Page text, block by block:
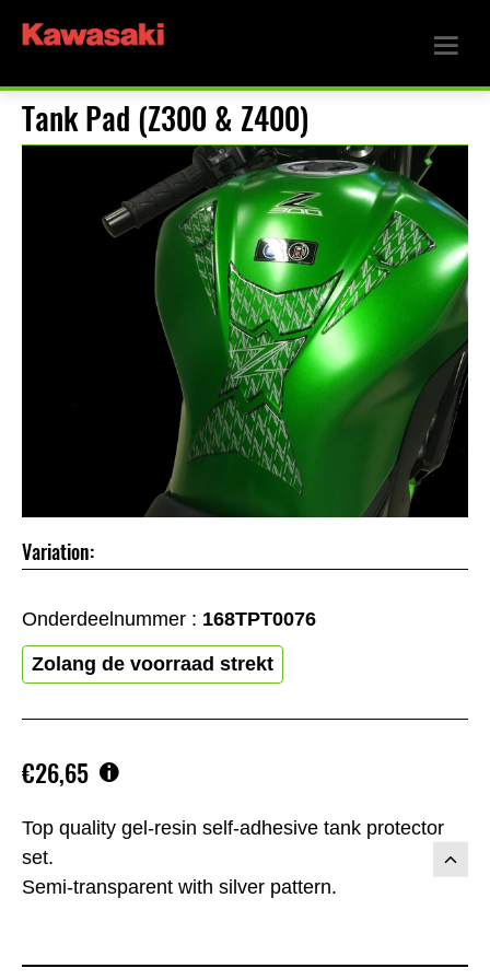
Tank Pad (Z300 & Z400)
Top quality gel-resin self-adhesive tank protector
set.
Semi-transparent with silver pattern.
€26,65
Variation:
Onderdeelnummer : 168TPT0076
Zolang de voorraad strekt